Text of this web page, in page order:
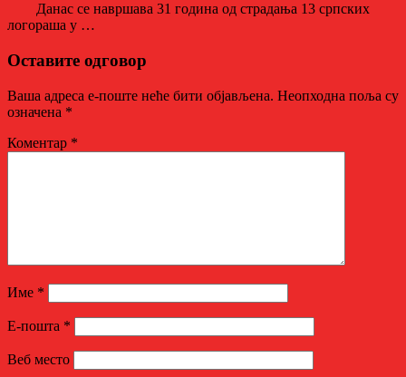
Данас се навршава 31 година од страдања 13 српских
логораша у …
Оставите одговор
Ваша адреса е-поште неће бити објављена. Неопходна поља су
означена *
Коментар *
Име *
Е-пошта *
Веб место